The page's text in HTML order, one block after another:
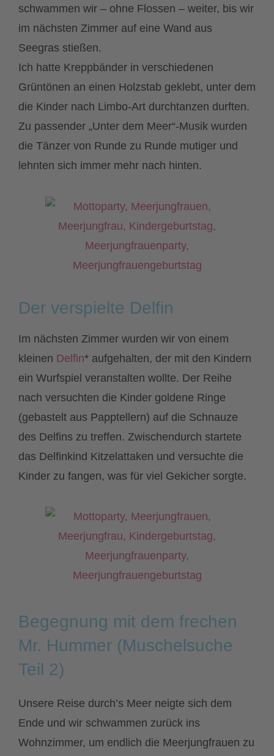
schwammen wir – ohne Flossen – weiter, bis wir
im nächsten Zimmer auf eine Wand aus
Seegras stießen.
Ich hatte Kreppbänder in verschiedenen
Grüntönen an einen Holzstab geklebt, unter dem
die Kinder nach Limbo-Art durchtanzen durften.
Zu passender „Unter dem Meer“-Musik wurden
die Tänzer von Runde zu Runde mutiger und
lehnten sich immer mehr nach hinten.
Der verspielte Delfin
Im nächsten Zimmer wurden wir von einem
kleinen Delfin* aufgehalten, der mit den Kindern
ein Wurfspiel veranstalten wollte. Der Reihe
nach versuchten die Kinder goldene Ringe
(gebastelt aus Papptellern) auf die Schnauze
des Delfins zu treffen. Zwischendurch startete
das Delfinkind Kitzelattaken und versuchte die
Kinder zu fangen, was für viel Gekicher sorgte.
Begegnung mit dem frechen
Mr. Hummer (Muschelsuche
Teil 2)
Unsere Reise durch’s Meer neigte sich dem
Ende und wir schwammen zurück ins
Wohnzimmer, um endlich die Meerjungfrauen zu